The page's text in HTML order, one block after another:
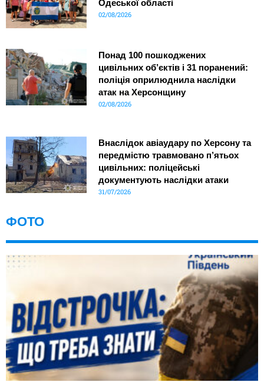
Одеської області
02/08/2026
Понад 100 пошкоджених
цивільних об’єктів і 31 поранений:
поліція оприлюднила наслідки
атак на Херсонщину
02/08/2026
Внаслідок авіаудару по Херсону та
передмістю травмовано п’ятьох
цивільних: поліцейські
документують наслідки атаки
31/07/2026
ФОТО